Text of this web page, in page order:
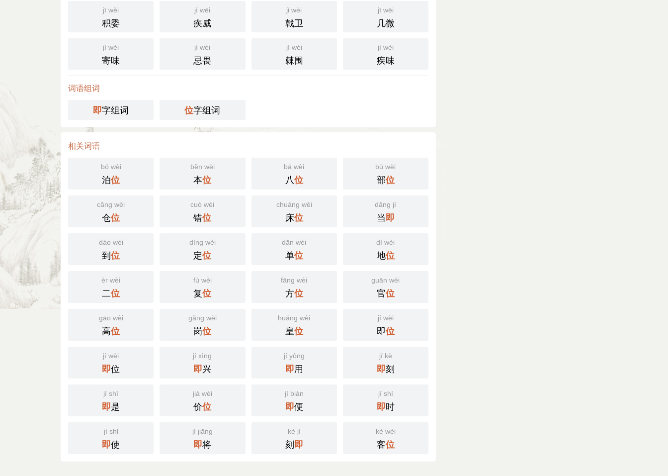
jī wěi
积委
jí wēi
疾威
jǐ wèi
戟卫
jī wēi
几微
jì wèi
寄味
jì wèi
忌畏
jí wéi
棘围
jí wèi
疾味
词语组词
即字组词 位字组词
相关词语
bó wèi
泊位
běn wèi
本位
bā wèi
八位
bù wèi
部位
cāng wèi
仓位
cuò wèi
错位
chuáng wèi
床位
dāng jí
当即
dào wèi
到位
dìng wèi
定位
dān wèi
单位
dì wèi
地位
èr wèi
二位
fù wèi
复位
fāng wèi
方位
guān wèi
官位
gāo wèi
高位
gǎng wèi
岗位
huáng wèi
皇位
jí wèi
即位
jí wèi
即位
jí xìng
即兴
jí yòng
即用
jí kè
即刻
jí shì
即是
jià wèi
价位
jí biàn
即便
jí shí
即时
jí shǐ
即使
jí jiāng
即将
kè jí
刻即
kè wèi
客位